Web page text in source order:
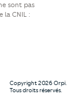
sont pas
la CNIL :
Copyright 2026 Orpi.
Tous droits réservés.